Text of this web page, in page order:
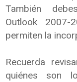
También
Outlook
permiten la
Recuerda
quiénes son